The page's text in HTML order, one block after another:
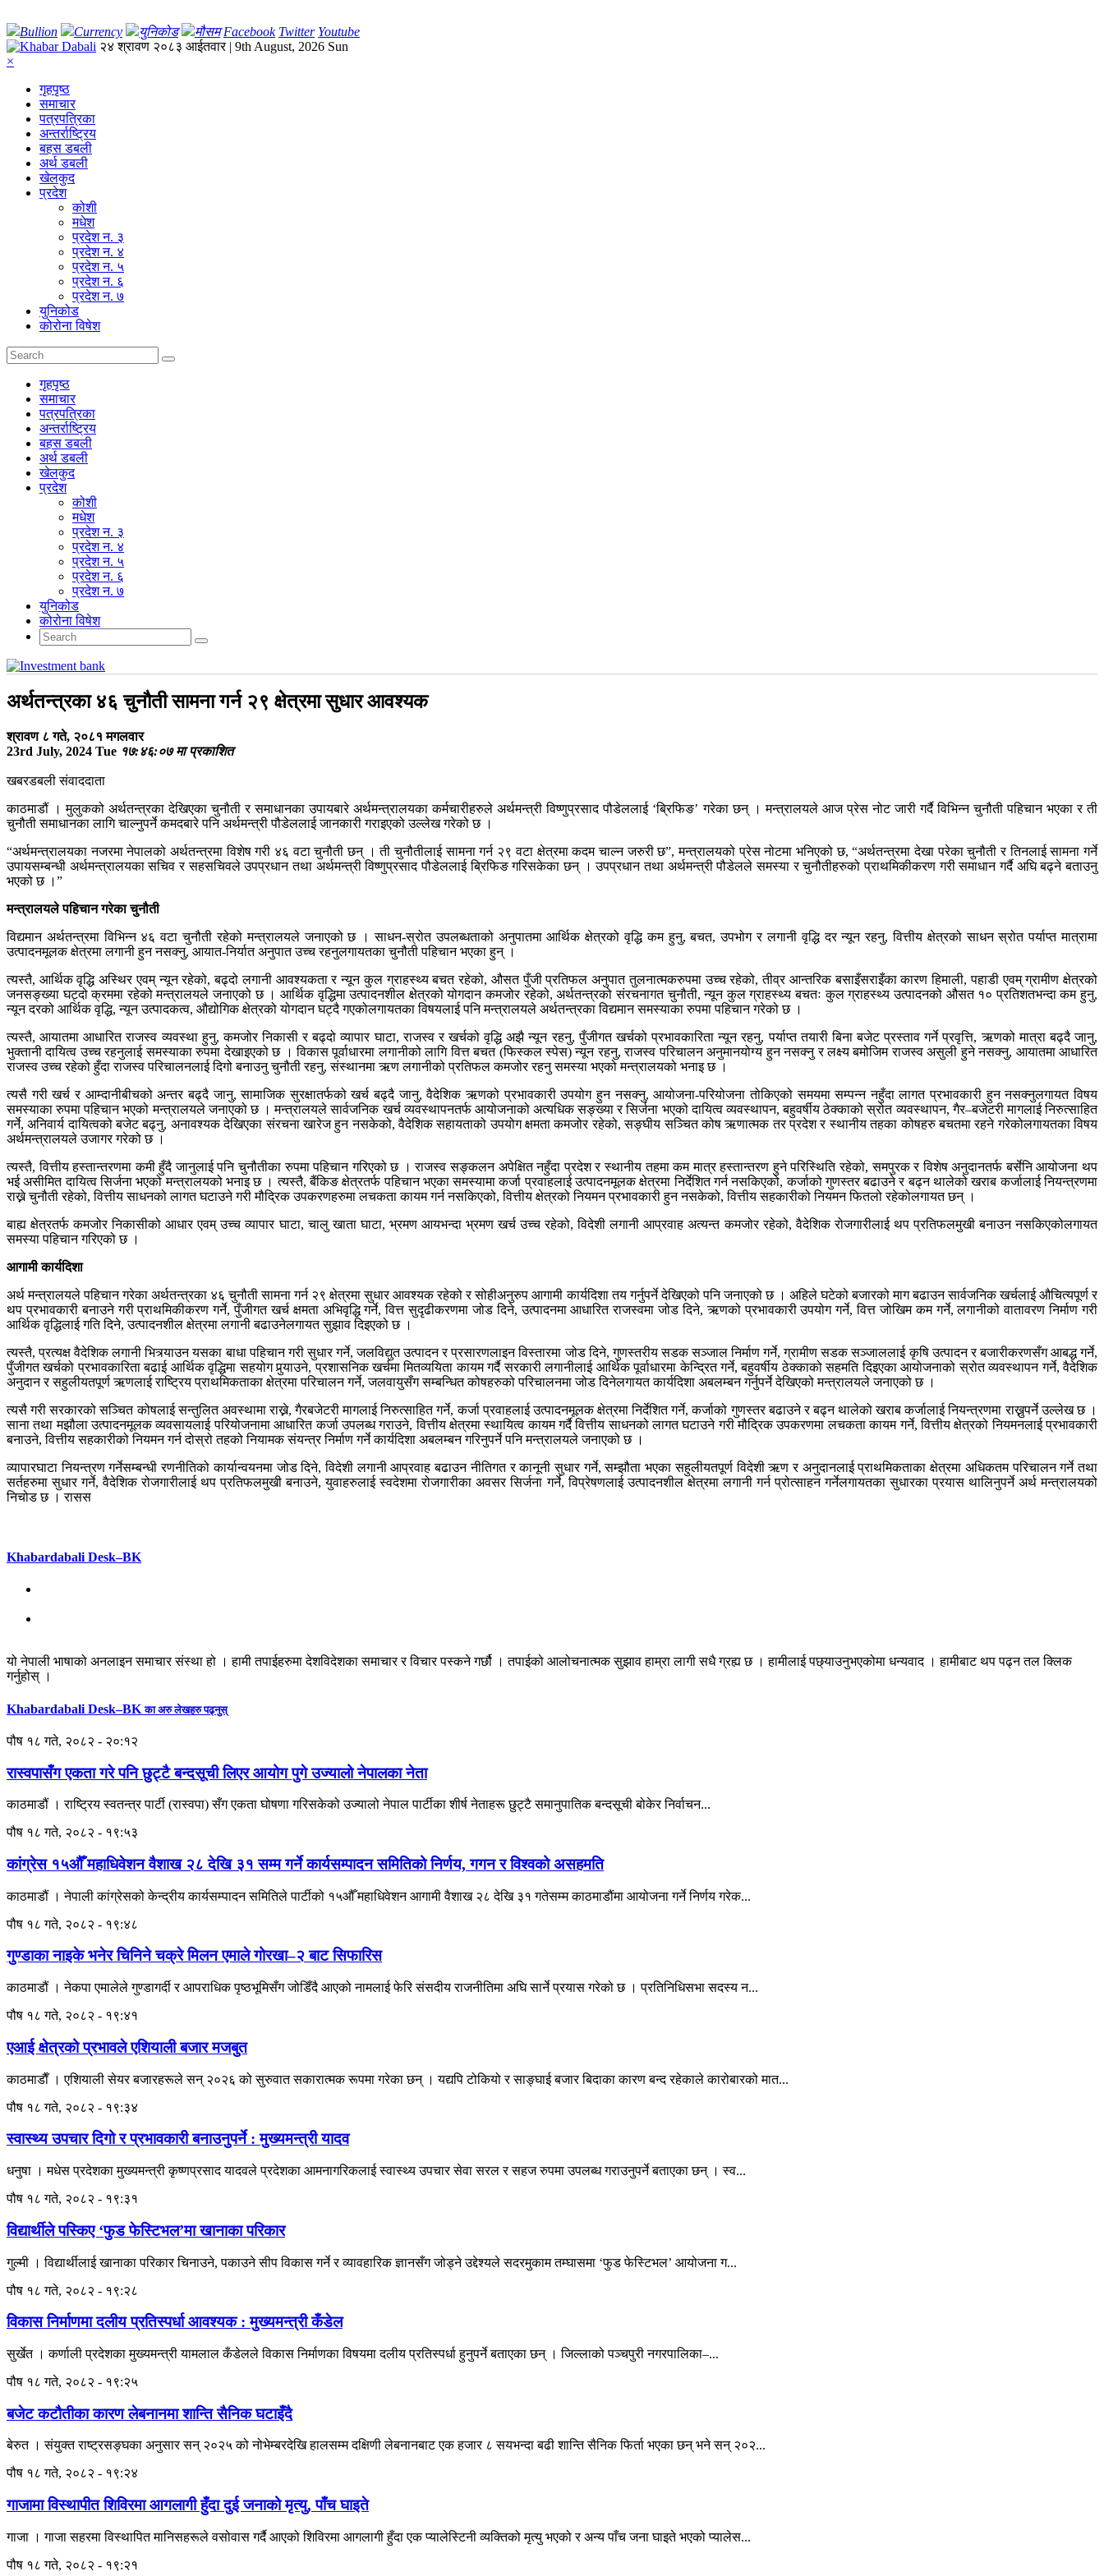
Bullion Currency युनिकोड मौसम Facebook Twitter Youtube
२४ श्रावण २०८३ आईतवार | 9th August, 2026 Sun
×
गृहपृष्‍ठ
समाचार
पत्रपत्रिका
अन्तर्राष्ट्रिय
बहस डबली
अर्थ डबली
खेलकुद
प्रदेश
कोशी
मधेश
प्रदेश न. ३
प्रदेश न. ४
प्रदेश न. ५
प्रदेश न. ६
प्रदेश न. ७
युनिकोड
कोरोना विषेश
गृहपृष्‍ठ
समाचार
पत्रपत्रिका
अन्तर्राष्ट्रिय
बहस डबली
अर्थ डबली
खेलकुद
प्रदेश
कोशी
मधेश
प्रदेश न. ३
प्रदेश न. ४
प्रदेश न. ५
प्रदेश न. ६
प्रदेश न. ७
युनिकोड
कोरोना विषेश
अर्थतन्त्रका ४६ चुनौती सामना गर्न २९ क्षेत्रमा सुधार आवश्यक
श्रावण ८ गते, २०८१ मगलवार
23rd July, 2024 Tue १७:४६:०७ मा प्रकाशित
खबरडबली संवाददाता
काठमाडौं । मुलुकको अर्थतन्त्रका देखिएका चुनौती र समाधानका उपायबारे अर्थमन्त्रालयका कर्मचारीहरुले अर्थमन्त्री विष्णुप्रसाद पौडेललाई ‘ब्रिफिङ’ गरेका छन् । मन्त्रालयले आज प्रेस नोट जारी गर्दै विभिन्न चुनौती पहिचान भएका र ती
चुनौती समाधानका लागि चाल्नुपर्ने कमदबारे पनि अर्थमन्त्री पौडेललाई जानकारी गराइएको उल्लेख गरेको छ ।
“अर्थमन्त्रालयका नजरमा नेपालको अर्थतन्त्रमा विशेष गरी ४६ वटा चुनौती छन् । ती चुनौतीलाई सामना गर्न २९ वटा क्षेत्रमा कदम चाल्न जरुरी छ”, मन्त्रालयको प्रेस नोटमा भनिएको छ, “अर्थतन्त्रमा देखा परेका चुनौती र तिनलाई सामना गर्ने
उपायसम्बन्धी अर्थमन्त्रालयका सचिव र सहसचिवले उपप्रधान तथा अर्थमन्त्री विष्णुप्रसाद पौडेललाई ब्रिफिङ गरिसकेका छन् । उपप्रधान तथा अर्थमन्त्री पौडेलले समस्या र चुनौतीहरुको प्राथमिकीकरण गरी समाधान गर्दै अघि बढ्ने बताउनु
भएको छ ।”
मन्त्रालयले पहिचान गरेका चुनौती
विद्यमान अर्थतन्त्रमा विभिन्न ४६ वटा चुनौती रहेको मन्त्रालयले जनाएको छ । साधन-स्रोत उपलब्धताको अनुपातमा आर्थिक क्षेत्रको वृद्धि कम हुनु, बचत, उपभोग र लगानी वृद्धि दर न्यून रहनु, वित्तीय क्षेत्रको साधन स्रोत पर्याप्त मात्रामा
उत्पादनमूलक क्षेत्रमा लगानी हुन नसक्नु, आयात-निर्यात अनुपात उच्च रहनुलगायतका चुनौती पहिचान भएका हुन् ।
त्यस्तै, आर्थिक वृद्धि अस्थिर एवम् न्यून रहेको, बढ्दो लगानी आवश्यकता र न्यून कुल ग्राहस्थ्य बचत रहेको, औसत पुँजी प्रतिफल अनुपात तुलनात्मकरुपमा उच्च रहेको, तीव्र आन्तरिक बसाइँसराइँका कारण हिमाली, पहाडी एवम् ग्रामीण क्षेत्रको
जनसङ्ख्या घट्दो क्रममा रहेको मन्त्रालयले जनाएको छ । आर्थिक वृद्धिमा उत्पादनशील क्षेत्रको योगदान कमजोर रहेको, अर्थतन्त्रको संरचनागत चुनौती, न्यून कुल ग्राहस्थ्य बचतः कुल ग्राहस्थ्य उत्पादनको औसत १० प्रतिशतभन्दा कम हुनु,
न्यून दरको आर्थिक वृद्धि, न्यून उत्पादकत्व, औद्योगिक क्षेत्रको योगदान घट्दै गएकोलगायतका विषयलाई पनि मन्त्रालयले अर्थतन्त्रका विद्यमान समस्याका रुपमा पहिचान गरेको छ ।
त्यस्तै, आयातमा आधारित राजस्व व्यवस्था हुनु, कमजोर निकासी र बढ्दो व्यापार घाटा, राजस्व र खर्चको वृद्धि अझै न्यून रहनु, पुँजीगत खर्चको प्रभावकारिता न्यून रहनु, पर्याप्त तयारी बिना बजेट प्रस्ताव गर्ने प्रवृत्ति, ऋणको मात्रा बढ्दै जानु,
भुक्तानी दायित्व उच्च रहनुलाई समस्याका रुपमा देखाइएको छ । विकास पूर्वाधारमा लगानीको लागि वित्त बचत (फिस्कल स्पेस) न्यून रहनु, राजस्व परिचालन अनुमानयोग्य हुन नसक्नु र लक्ष्य बमोजिम राजस्व असुली हुने नसक्नु, आयातमा आधारित
राजस्व उच्च रहेको हुँदा राजस्व परिचालनलाई दिगो बनाउनु चुनौती रहनु, संस्थानमा ऋण लगानीको प्रतिफल कमजोर रहनु समस्या भएको मन्त्रालयको भनाइ छ ।
त्यसै गरी खर्च र आम्दानीबीचको अन्तर बढ्दै जानु, सामाजिक सुरक्षातर्फको खर्च बढ्दै जानु, वैदेशिक ऋणको प्रभावकारी उपयोग हुन नसक्नु, आयोजना-परियोजना तोकिएको समयमा सम्पन्न नहुँदा लागत प्रभावकारी हुन नसक्नुलगायत विषय
समस्याका रुपमा पहिचान भएको मन्त्रालयले जनाएको छ । मन्त्रालयले सार्वजनिक खर्च व्यवस्थापनतर्फ आयोजनाको अत्यधिक सङ्ख्या र सिर्जना भएको दायित्व व्यवस्थापन, बहुवर्षीय ठेक्काको स्रोत व्यवस्थापन, गैर–बजेटरी मागलाई निरुत्साहित
गर्ने, अनिवार्य दायित्वको बजेट बढ्नु, अनावश्यक देखिएका संरचना खारेज हुन नसकेको, वैदेशिक सहायताको उपयोग क्षमता कमजोर रहेको, सङ्घीय सञ्चित कोष ऋणात्मक तर प्रदेश र स्थानीय तहका कोषहरु बचतमा रहने गरेकोलगायतका विषय
अर्थमन्त्रालयले उजागर गरेको छ ।
त्यस्तै, वित्तीय हस्तान्तरणमा कमी हुँदै जानुलाई पनि चुनौतीका रुपमा पहिचान गरिएको छ । राजस्व सङ्कलन अपेक्षित नहुँदा प्रदेश र स्थानीय तहमा कम मात्र हस्तान्तरण हुने परिस्थिति रहेको, समपुरक र विशेष अनुदानतर्फ बर्सेनि आयोजना थप
भई असीमित दायित्व सिर्जना भएको मन्त्रालयको भनाइ छ । त्यस्तै, बैंकिङ क्षेत्रतर्फ पहिचान भएका समस्यामा कर्जा प्रवाहलाई उत्पादनमूलक क्षेत्रमा निर्देशित गर्न नसकिएको, कर्जाको गुणस्तर बढाउने र बढ्न थालेको खराब कर्जालाई नियन्त्रणमा
राख्ने चुनौती रहेको, वित्तीय साधनको लागत घटाउने गरी मौद्रिक उपकरणहरुमा लचकता कायम गर्न नसकिएको, वित्तीय क्षेत्रको नियमन प्रभावकारी हुन नसकेको, वित्तीय सहकारीको नियमन फितलो रहेकोलगायत छन् ।
बाह्य क्षेत्रतर्फ कमजोर निकासीको आधार एवम् उच्च व्यापार घाटा, चालु खाता घाटा, भ्रमण आयभन्दा भ्रमण खर्च उच्च रहेको, विदेशी लगानी आप्रवाह अत्यन्त कमजोर रहेको, वैदेशिक रोजगारीलाई थप प्रतिफलमुखी बनाउन नसकिएकोलगायत
समस्या पहिचान गरिएको छ ।
आगामी कार्यदिशा
अर्थ मन्त्रालयले पहिचान गरेका अर्थतन्त्रका ४६ चुनौती सामना गर्न २९ क्षेत्रमा सुधार आवश्यक रहेको र सोहीअनुरुप आगामी कार्यदिशा तय गर्नुपर्ने देखिएको पनि जनाएको छ । अहिले घटेको बजारको माग बढाउन सार्वजनिक खर्चलाई औचित्यपूर्ण र
थप प्रभावकारी बनाउने गरी प्राथमिकीकरण गर्ने, पुँजीगत खर्च क्षमता अभिवृद्धि गर्ने, वित्त सुदृढीकरणमा जोड दिने, उत्पादनमा आधारित राजस्वमा जोड दिने, ऋणको प्रभावकारी उपयोग गर्ने, वित्त जोखिम कम गर्ने, लगानीको वातावरण निर्माण गरी
आर्थिक वृद्धिलाई गति दिने, उत्पादनशील क्षेत्रमा लगानी बढाउनेलगायत सुझाव दिइएको छ ।
त्यस्तै, प्रत्यक्ष वैदेशिक लगानी भित्र्याउन यसका बाधा पहिचान गरी सुधार गर्ने, जलविद्युत उत्पादन र प्रसारणलाइन विस्तारमा जोड दिने, गुणस्तरीय सडक सञ्जाल निर्माण गर्ने, ग्रामीण सडक सञ्जाललाई कृषि उत्पादन र बजारीकरणसँग आबद्ध गर्ने,
पुँजीगत खर्चको प्रभावकारिता बढाई आर्थिक वृद्धिमा सहयोग पुर्‍याउने, प्रशासनिक खर्चमा मितव्ययिता कायम गर्दै सरकारी लगानीलाई आर्थिक पूर्वाधारमा केन्द्रित गर्ने, बहुवर्षीय ठेक्काको सहमति दिइएका आयोजनाको स्रोत व्यवस्थापन गर्ने, वैदेशिक
अनुदान र सहुलीयतपूर्ण ऋणलाई राष्ट्रिय प्राथमिकताका क्षेत्रमा परिचालन गर्ने, जलवायुसँग सम्बन्धित कोषहरुको परिचालनमा जोड दिनेलगायत कार्यदिशा अबलम्बन गर्नुपर्ने देखिएको मन्त्रालयले जनाएको छ ।
त्यसै गरी सरकारको सञ्चित कोषलाई सन्तुलित अवस्थामा राख्ने, गैरबजेटरी मागलाई निरुत्साहित गर्ने, कर्जा प्रवाहलाई उत्पादनमूलक क्षेत्रमा निर्देशित गर्ने, कर्जाको गुणस्तर बढाउने र बढ्न थालेको खराब कर्जालाई नियन्त्रणमा राख्नुपर्ने उल्लेख छ ।
साना तथा मझौला उत्पादनमूलक व्यवसायलाई परियोजनामा आधारित कर्जा उपलब्ध गराउने, वित्तीय क्षेत्रमा स्थायित्व कायम गर्दै वित्तीय साधनको लागत घटाउने गरी मौद्रिक उपकरणमा लचकता कायम गर्ने, वित्तीय क्षेत्रको नियमनलाई प्रभावकारी
बनाउने, वित्तीय सहकारीको नियमन गर्न दोस्रो तहको नियामक संयन्त्र निर्माण गर्ने कार्यदिशा अबलम्बन गरिनुपर्ने पनि मन्त्रालयले जनाएको छ ।
व्यापारघाटा नियन्त्रण गर्नेसम्बन्धी रणनीतिको कार्यान्वयनमा जोड दिने, विदेशी लगानी आप्रवाह बढाउन नीतिगत र कानूनी सुधार गर्ने, सम्झौता भएका सहुलीयतपूर्ण विदेशी ऋण र अनुदानलाई प्राथमिकताका क्षेत्रमा अधिकतम परिचालन गर्ने तथा
सर्तहरुमा सुधार गर्ने, वैदेशिक रोजगारीलाई थप प्रतिफलमुखी बनाउने, युवाहरुलाई स्वदेशमा रोजगारीका अवसर सिर्जना गर्ने, विप्रेषणलाई उत्पादनशील क्षेत्रमा लगानी गर्न प्रोत्साहन गर्नेलगायतका सुधारका प्रयास थालिनुपर्ने अर्थ मन्त्रालयको
निचोड छ । रासस
Khabardabali Desk–BK
यो नेपाली भाषाको अनलाइन समाचार संस्था हो । हामी तपाईहरुमा देशविदेशका समाचार र विचार पस्कने गर्छौ । तपाईको आलोचनात्मक सुझाव हाम्रा लागी सधै ग्रह्य छ । हामीलाई पछ्याउनुभएकोमा धन्यवाद । हामीबाट थप पढ्न तल क्लिक
गर्नुहोस् ।
Khabardabali Desk–BKका अरु लेखहरु पढ्नुस्
पौष १८ गते, २०८२ - २०:१२
रास्वपासँग एकता गरे पनि छुट्टै बन्दसूची लिएर आयोग पुगे उज्यालो नेपालका नेता
काठमाडौं । राष्ट्रिय स्वतन्त्र पार्टी (रास्वपा) सँग एकता घोषणा गरिसकेको उज्यालो नेपाल पार्टीका शीर्ष नेताहरू छुट्टै समानुपातिक बन्दसूची बोकेर निर्वाचन...
पौष १८ गते, २०८२ - १९:५३
कांग्रेस १५औँ महाधिवेशन वैशाख २८ देखि ३१ सम्म गर्ने कार्यसम्पादन समितिको निर्णय, गगन र विश्वको असहमति
काठमाडौं । नेपाली कांग्रेसको केन्द्रीय कार्यसम्पादन समितिले पार्टीको १५औँ महाधिवेशन आगामी वैशाख २८ देखि ३१ गतेसम्म काठमाडौंमा आयोजना गर्ने निर्णय गरेक...
पौष १८ गते, २०८२ - १९:४८
गुण्डाका नाइके भनेर चिनिने चक्रे मिलन एमाले गोरखा–२ बाट सिफारिस
काठमाडौं । नेकपा एमालेले गुण्डागर्दी र आपराधिक पृष्ठभूमिसँग जोडिँदै आएको नामलाई फेरि संसदीय राजनीतिमा अघि सार्ने प्रयास गरेको छ । प्रतिनिधिसभा सदस्य न...
पौष १८ गते, २०८२ - १९:४१
एआई क्षेत्रको प्रभावले एशियाली बजार मजबुत
काठमाडाैँ । एशियाली सेयर बजारहरूले सन् २०२६ को सुरुवात सकारात्मक रूपमा गरेका छन् । यद्यपि टोकियो र साङ्घाई बजार बिदाका कारण बन्द रहेकाले कारोबारको मात...
पौष १८ गते, २०८२ - १९:३४
स्वास्थ्य उपचार दिगो र प्रभावकारी बनाउनुपर्ने : मुख्यमन्त्री यादव
धनुषा । मधेस प्रदेशका मुख्यमन्त्री कृष्णप्रसाद यादवले प्रदेशका आमनागरिकलाई स्वास्थ्य उपचार सेवा सरल र सहज रुपमा उपलब्ध गराउनुपर्ने बताएका छन् । स्व...
पौष १८ गते, २०८२ - १९:३१
विद्यार्थीले पस्किए ‘फुड फेस्टिभल’मा खानाका परिकार
गुल्मी । विद्यार्थीलाई खानाका परिकार चिनाउने, पकाउने सीप विकास गर्ने र व्यावहारिक ज्ञानसँग जोड्ने उद्देश्यले सदरमुकाम तम्घासमा ‘फुड फेस्टिभल’ आयोजना ग...
पौष १८ गते, २०८२ - १९:२८
विकास निर्माणमा दलीय प्रतिस्पर्धा आवश्यक : मुख्यमन्त्री कँडेल
सुर्खेत । कर्णाली प्रदेशका मुख्यमन्त्री यामलाल कँडेलले विकास निर्माणका विषयमा दलीय प्रतिस्पर्धा हुनुपर्ने बताएका छन् । जिल्लाको पञ्चपुरी नगरपालिका–...
पौष १८ गते, २०८२ - १९:२५
बजेट कटौतीका कारण लेबनानमा शान्ति सैनिक घटाइँदै
बेरुत । संयुक्त राष्ट्रसङ्घका अनुसार सन् २०२५ को नोभेम्बरदेखि हालसम्म दक्षिणी लेबनानबाट एक हजार ८ सयभन्दा बढी शान्ति सैनिक फिर्ता भएका छन् भने सन् २०२...
पौष १८ गते, २०८२ - १९:२४
गाजामा विस्थापीत शिविरमा आगलागी हुँदा दुई जनाको मृत्यु, पाँच घाइते
गाजा । गाजा सहरमा विस्थापित मानिसहरूले वसोवास गर्दै आएको शिविरमा आगलागी हुँदा एक प्यालेस्टिनी व्यक्तिको मृत्यु भएको र अन्य पाँच जना घाइते भएको प्यालेस...
पौष १८ गते, २०८२ - १९:२१